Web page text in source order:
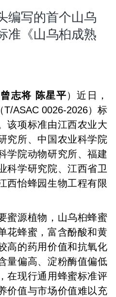
编写的首个山乌
准《山乌桕成熟
曾志将 陈星平）近日，
T/ASAC 0026-2026）标
该项标准由江西农业大
究所、中国农业科学院
学院动物研究所、福建
科学研究院、江西省卫
西怡蜂园生物工程有限
蜜源植物，山乌桕蜂蜜
花蜂蜜，富含酚酸和黄
高的药用价值和抗氧化
量偏高、淀粉酶值偏低
在现行通用蜂蜜标准评
价值与市场价值难以充